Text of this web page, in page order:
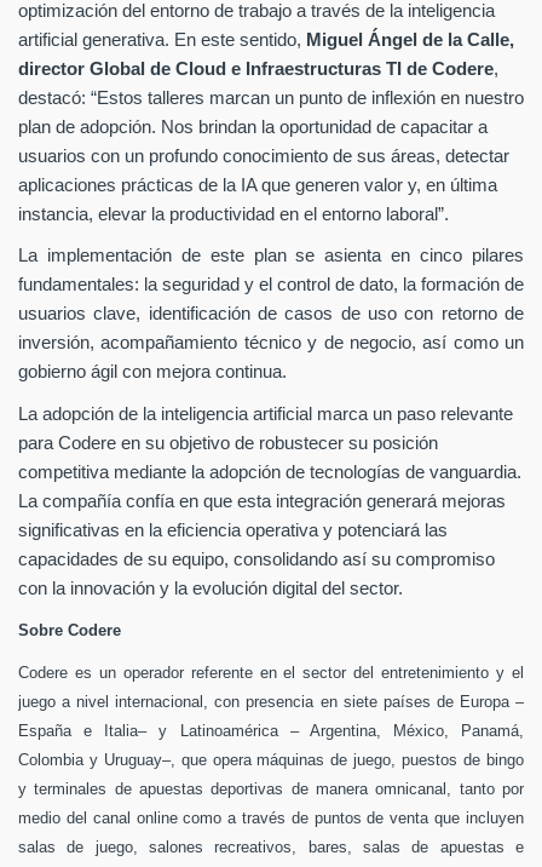
optimización del entorno de trabajo a través de la inteligencia
artificial generativa. En este sentido, Miguel Ángel de la Calle,
director Global de Cloud e Infraestructuras TI de Codere,
destacó: “Estos talleres marcan un punto de inflexión en nuestro
plan de adopción. Nos brindan la oportunidad de capacitar a
usuarios con un profundo conocimiento de sus áreas, detectar
aplicaciones prácticas de la IA que generen valor y, en última
instancia, elevar la productividad en el entorno laboral”.
La implementación de este plan se asienta en cinco pilares
fundamentales: la seguridad y el control de dato, la formación de
usuarios clave, identificación de casos de uso con retorno de
inversión, acompañamiento técnico y de negocio, así como un
gobierno ágil con mejora continua.
La adopción de la inteligencia artificial marca un paso relevante
para Codere en su objetivo de robustecer su posición
competitiva mediante la adopción de tecnologías de vanguardia.
La compañía confía en que esta integración generará mejoras
significativas en la eficiencia operativa y potenciará las
capacidades de su equipo, consolidando así su compromiso
con la innovación y la evolución digital del sector.
Sobre Codere
Codere es un operador referente en el sector del entretenimiento y el
juego a nivel internacional, con presencia en siete países de Europa –
España e Italia– y Latinoamérica – Argentina, México, Panamá,
Colombia y Uruguay–, que opera máquinas de juego, puestos de bingo
y terminales de apuestas deportivas de manera omnicanal, tanto por
medio del canal online como a través de puntos de venta que incluyen
salas de juego, salones recreativos, bares, salas de apuestas e